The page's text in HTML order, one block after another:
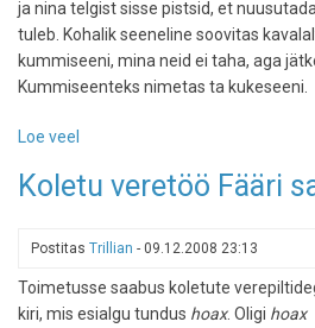
ja nina telgist sisse pistsid, et
tuleb. Kohalik seeneline soovitas
kummiseeni, mina neid ei taha, aga
Kummiseenteks nimetas ta kukeseeni.
Loe veel
-
kõige
metsamatkarada
Koletu veretöö Fääri
Postitas Trillian - 09.12.2008 23:13
Toimetusse saabus koletute
kiri, mis esialgu tundus hoax. Oligi hoax